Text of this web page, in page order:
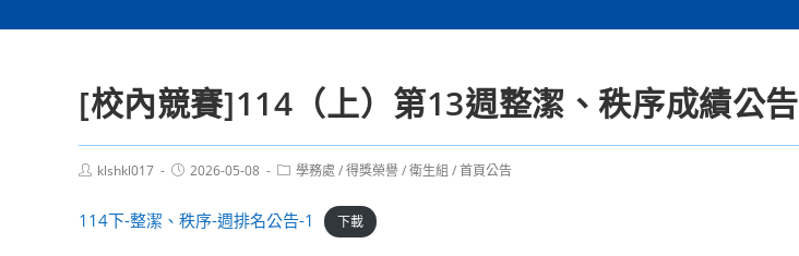
[校內競賽]114（上）第13週整潔、秩序成績公告
Postklshkl017
Post2026-05-08
Post學務處 /得獎榮譽/衛生組 /首頁公告
114下-整潔、秩序-週排名公告-1 下載